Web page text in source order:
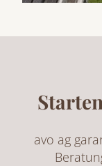
avo ag